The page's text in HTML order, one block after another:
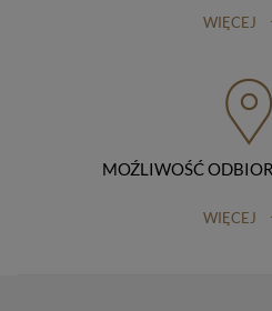
przenoszenia danych, prawo
prawo do cofnięcia zgody na
osobowych (masz prawo
przetwarzanie danych w
cofnięcie zgody nie ma
przetwarzania, którego
praw skieruj do nas
WIĘCEJ
MOŹLIWOŚĆ
WIĘCEJ